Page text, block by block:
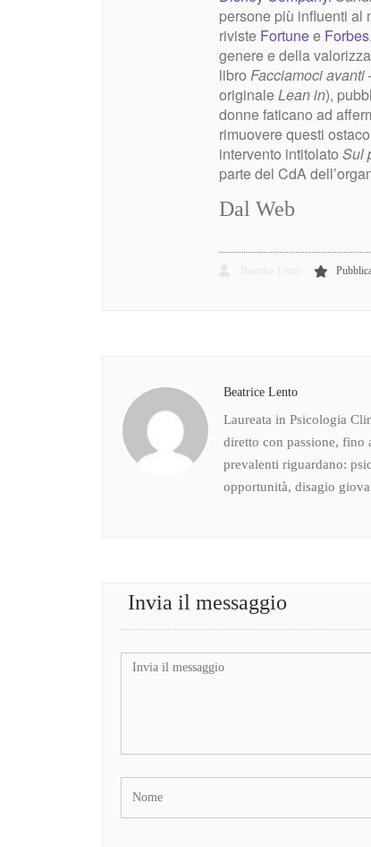
persone più influenti al
riviste Fortunee Forbes
genere e della
libro Facciamoci
originaleLean in),
donne faticano ad
rimuovere questi
intervento intitolato Sul
parte del CdA
Dal Web
Beatrice Lento
Laureata in Psicologia
diretto con passione, fino
prevalenti riguardano:
opportunità, disagio
Invia il messaggio